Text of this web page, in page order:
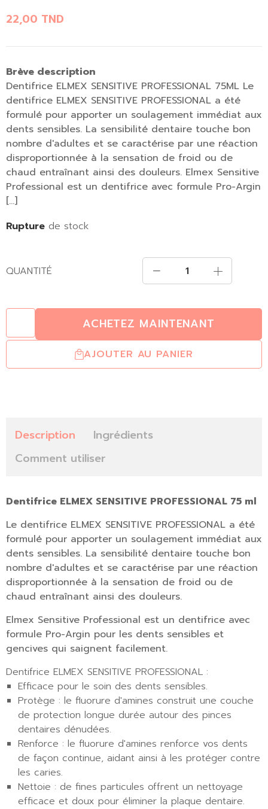
22,00 TND
Brève description
Dentifrice ELMEX SENSITIVE PROFESSIONAL 75ML Le
dentifrice ELMEX SENSITIVE PROFESSIONAL a été
formulé pour apporter un soulagement immédiat aux
dents sensibles. La sensibilité dentaire touche bon
nombre d'adultes et se caractérise par une réaction
disproportionnée à la sensation de froid ou de
chaud entraînant ainsi des douleurs. Elmex Sensitive
Professional est un dentifrice avec formule Pro-Argin
[…]
Rupture de stock
QUANTITÉ
AJOUTER AU PANIER
ACHETEZ MAINTENANT
Description
Ingrédients
Comment utiliser
Dentifrice ELMEX SENSITIVE PROFESSIONAL 75 ml
Le dentifrice ELMEX SENSITIVE PROFESSIONAL a été
formulé pour apporter un soulagement immédiat aux
dents sensibles. La sensibilité dentaire touche bon
nombre d'adultes et se caractérise par une réaction
disproportionnée à la sensation de froid ou de
chaud entraînant ainsi des douleurs.
Elmex Sensitive Professional est un dentifrice avec
formule Pro-Argin pour les dents sensibles et
gencives qui saignent facilement.
Dentifrice ELMEX SENSITIVE PROFESSIONAL :
Efficace pour le soin des dents sensibles.
Protège : le fluorure d'amines construit une couche
de protection longue durée autour des pinces
dentaires dénudées.
Renforce : le fluorure d'amines renforce vos dents
de façon continue, aidant ainsi à les protéger contre
les caries.
Nettoie : de fines particules offrent un nettoyage
efficace et doux pour éliminer la plaque dentaire.